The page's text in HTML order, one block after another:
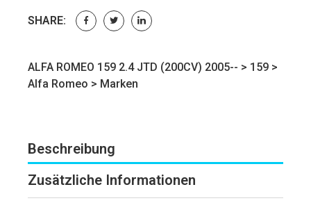
SHARE:
ALFA ROMEO 159 2.4 JTD (200CV) 2005-- > 159 >
Alfa Romeo > Marken
Beschreibung
Zusätzliche Informationen